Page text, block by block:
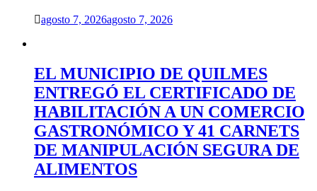
agosto 7, 2026agosto 7, 2026
EL MUNICIPIO DE QUILMES
ENTREGÓ EL CERTIFICADO DE
HABILITACIÓN A UN COMERCIO
GASTRONÓMICO Y 41 CARNETS
DE MANIPULACIÓN SEGURA DE
ALIMENTOS